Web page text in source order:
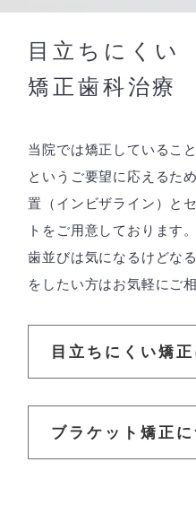
目立ちにくい
矯正歯科治療
当院では矯正しているこ
というご要望に応えるた
置（インビザライン）と
トをご用意しております。
歯並びは気になるけどな
をしたい方はお気軽にご
目立ちにくい矯
ブラケット矯正に